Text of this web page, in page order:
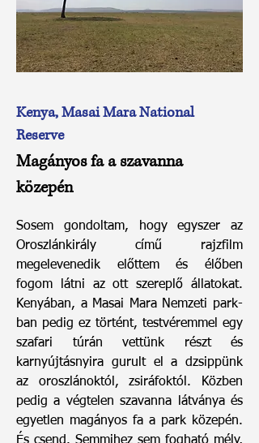
Kenya, Masai Mara National
Reserve
Magányos fa a szavanna
közepén
Sosem gondoltam, hogy egyszer az
Oroszlánkirály című rajzfilm
megelevenedik előttem és élőben
fogom látni az ott szereplő állatokat.
Kenyában, a Masai Mara Nemzeti park-
ban pedig ez történt, testvéremmel egy
szafari túrán vettünk részt és
karnyújtásnyira gurult el a dzsippünk
az oroszlánoktól, zsiráfoktól. Közben
pedig a végtelen szavanna látványa és
egyetlen magányos fa a park közepén.